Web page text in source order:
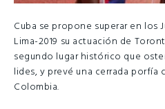
Cuba se propone superar en los
Lima-2019 su actuación de
segundo lugar histórico que
lides, y prevé una cerrada porfía
Colombia.